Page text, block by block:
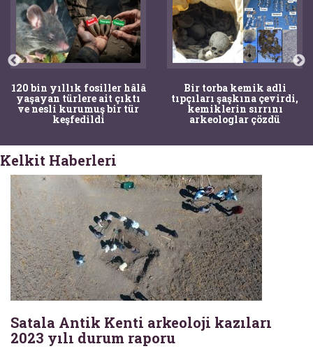
120 bin yıllık fosiller hâlâ
yaşayan türlere ait çıktı
ve nesli kurumuş bir tür
keşfedildi
Bir torba kemik adli
tıpçıları şaşkına çevirdi,
kemiklerin sırrını
arkeologlar çözdü
Kelkit Haberleri
Satala Antik Kenti arkeoloji kazıları
2023 yılı durum raporu